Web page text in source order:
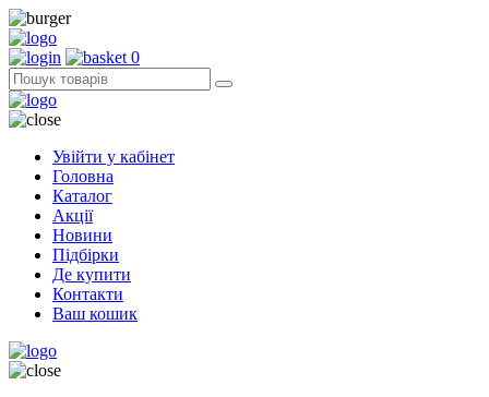
0
Увійти у кабінет
Головна
Каталог
Акції
Новини
Підбірки
Де купити
Контакти
Ваш кошик